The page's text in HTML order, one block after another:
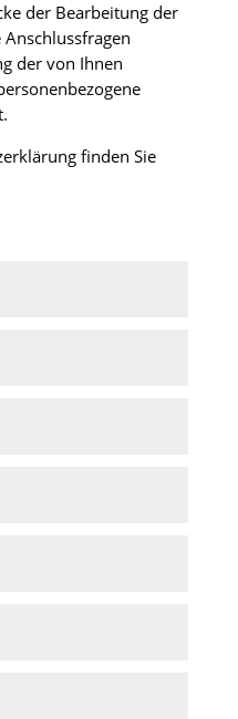
der Bearbeitung der
der von Ihnen
finden Sie